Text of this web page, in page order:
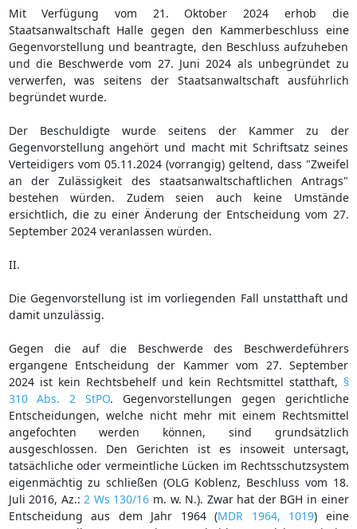
Mit Verfügung vom 21. Oktober 2024 erhob die
Staatsanwaltschaft Halle gegen den Kammerbeschluss eine
Gegenvorstellung und beantragte, den Beschluss aufzuheben
und die Beschwerde vom 27. Juni 2024 als unbegründet zu
verwerfen, was seitens der Staatsanwaltschaft ausführlich
begründet wurde.
Der Beschuldigte wurde seitens der Kammer zu der
Gegenvorstellung angehört und macht mit Schriftsatz seines
Verteidigers vom 05.11.2024 (vorrangig) geltend, dass "Zweifel
an der Zulässigkeit des staatsanwaltschaftlichen Antrags"
bestehen würden. Zudem seien auch keine Umstände
ersichtlich, die zu einer Änderung der Entscheidung vom 27.
September 2024 veranlassen würden.
II.
Die Gegenvorstellung ist im vorliegenden Fall unstatthaft und
damit unzulässig.
Gegen die auf die Beschwerde des Beschwerdeführers
ergangene Entscheidung der Kammer vom 27. September
2024 ist kein Rechtsbehelf und kein Rechtsmittel statthaft, §
310 Abs. 2 StPO. Gegenvorstellungen gegen gerichtliche
Entscheidungen, welche nicht mehr mit einem Rechtsmittel
angefochten werden können, sind grundsätzlich
ausgeschlossen. Den Gerichten ist es insoweit untersagt,
tatsächliche oder vermeintliche Lücken im Rechtsschutzsystem
eigenmächtig zu schließen (OLG Koblenz, Beschluss vom 18.
Juli 2016, Az.: 2 Ws 130/16 m. w. N.). Zwar hat der BGH in einer
Entscheidung aus dem Jahr 1964 (MDR 1964, 1019) eine